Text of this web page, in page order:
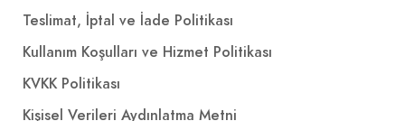
Teslimat, İptal ve İade Politikası
Kullanım Koşulları ve Hizmet Politikası
KVKK Politikası
Kişisel Verileri Aydınlatma Metni